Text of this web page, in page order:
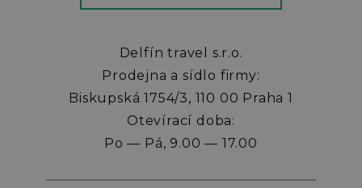
Delfín travel s.r.o.
Prodejna a sídlo firmy:
Biskupská 1754/3, 110 00 Praha 1
Otevírací doba:
Po — Pá, 9.00 — 17.00